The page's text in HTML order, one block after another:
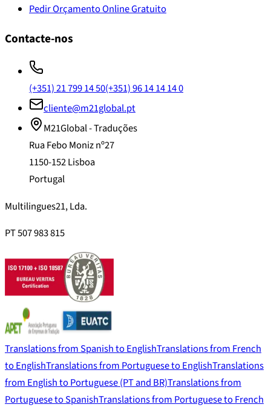
Pedir Orçamento Online Gratuito
Contacte-nos
(+351) 21 799 14 50(+351) 96 14 14 14 0
cliente@m21global.pt
M21Global - Traduções
Rua Febo Moniz nº27
1150-152 Lisboa
Portugal
Multilingues21, Lda.
PT 507 983 815
Translations from Spanish to EnglishTranslations from French
to EnglishTranslations from Portuguese to EnglishTranslations
from English to Portuguese (PT and BR)Translations from
Portuguese to SpanishTranslations from Portuguese to French